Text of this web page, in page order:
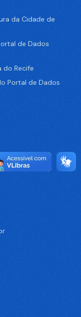
da Cidade de
de Dados
do Recife
Portal de Dados